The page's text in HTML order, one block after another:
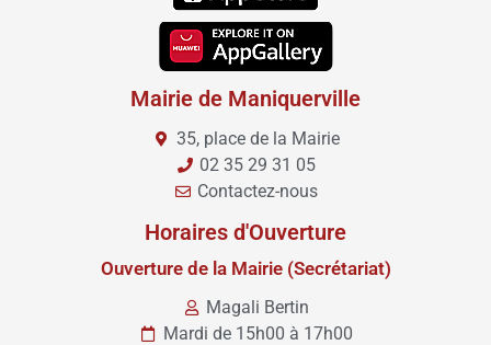
Mairie de Maniquerville
35, place de la Mairie
02 35 29 31 05
Contactez-nous
Horaires d'Ouverture
Ouverture de la Mairie (Secrétariat)
Magali Bertin
Mardi de 15h00 à 17h00